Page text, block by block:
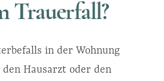
Trauerfall?
in der Wohnung
Hausarzt oder den